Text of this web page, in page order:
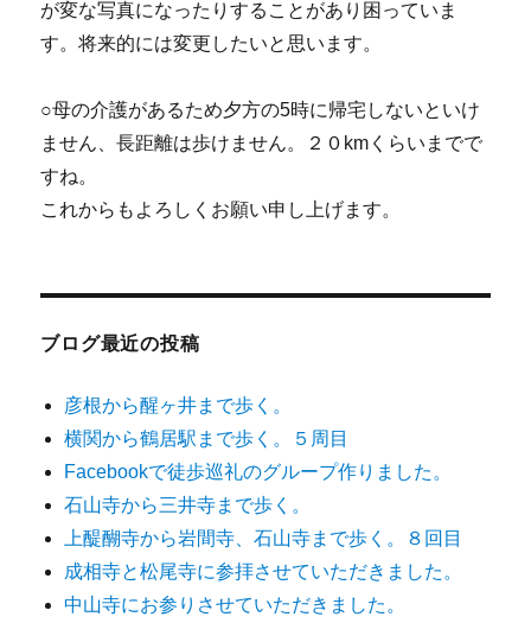
が変な写真になったりすることがあり困っていま
す。将来的には変更したいと思います。
○母の介護があるため夕方の5時に帰宅しないといけ
ません、長距離は歩けません。２０kmくらいまでで
すね。
これからもよろしくお願い申し上げます。
ブログ最近の投稿
彦根から醒ヶ井まで歩く。
横関から鶴居駅まで歩く。５周目
Facebookで徒歩巡礼のグループ作りました。
石山寺から三井寺まで歩く。
上醍醐寺から岩間寺、石山寺まで歩く。８回目
成相寺と松尾寺に参拝させていただきました。
中山寺にお参りさせていただきました。